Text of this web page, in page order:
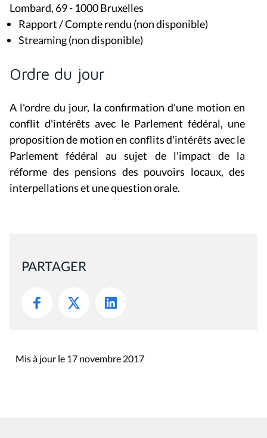
Lombard, 69 - 1000 Bruxelles
Rapport / Compte rendu (non disponible)
Streaming (non disponible)
Ordre du jour
A l'ordre du jour, la confirmation d'une motion en
conflit d'intérêts avec le Parlement fédéral, une
proposition de motion en conflits d'intérêts avec le
Parlement fédéral au sujet de l'impact de la
réforme des pensions des pouvoirs locaux, des
interpellations et une question orale.
PARTAGER
Mis à jour le 17 novembre 2017